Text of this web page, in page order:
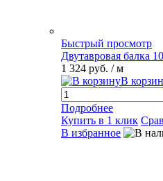
Быстрый просмотр
Двутавровая балка
1 324 руб. / м
В
Подробнее
Купить в 1 клик
В избранное